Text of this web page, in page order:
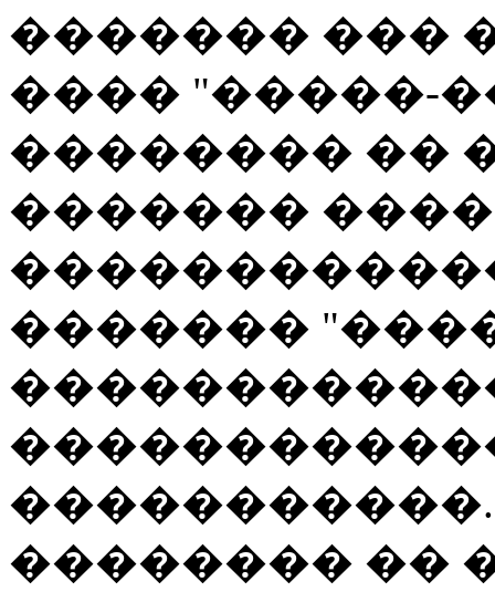
������� ���
���� "�����-
�������� ��
�������
�������
�������� ��